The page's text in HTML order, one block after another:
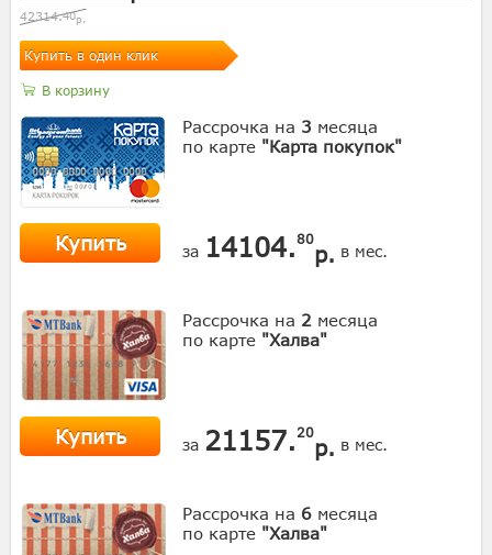
42314.40р.
Купить в один клик
В корзину
Рассрочка на 3 месяца
по карте "Карта покупок"
Купить за 14104.80
р. в мес.
Рассрочка на 2 месяца
по карте "Халва"
Купить за 21157. 20
р. в мес.
Рассрочка на 6 месяца
по карте "Халва"